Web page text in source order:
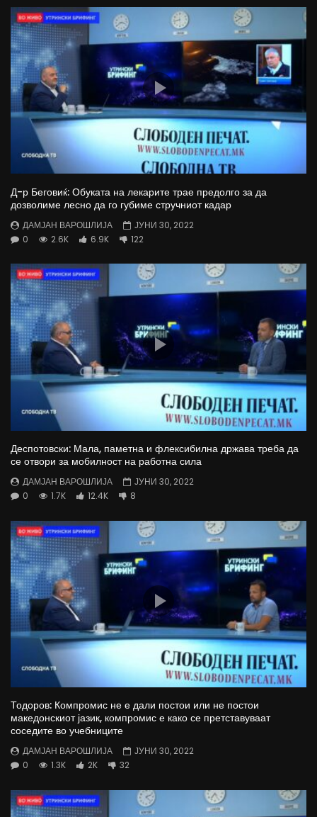
Д-р Беговиќ: Обуката на лекарите трае предолго за да
дозволиме лесно да го губиме стручниот кадар
ДАМЈАН ВАРОШЛИЈА
ЈУНИ 30, 2022
0
2.6K 6.9K 122
Деспотовски: Мала, паметна и флексибилна држава треба да
се отвори за мобилност на работна сила
ДАМЈАН ВАРОШЛИЈА
ЈУНИ 30, 2022
0
1.7K 12.4K 8
Тодоров: Компромис не е дали постои или не постои
македонскиот јазик, компромис е како се претставуваат
соседите во учебниците
ДАМЈАН ВАРОШЛИЈА
ЈУНИ 30, 2022
0
1.3K 2K 32